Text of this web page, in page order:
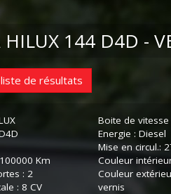
HILUX 144 D4D -
de résultats
Km
: 2
: 8 CV
Boite de vitesse
Energie : Diesel
Mise en circul.:
Couleur
Couleur
vernis